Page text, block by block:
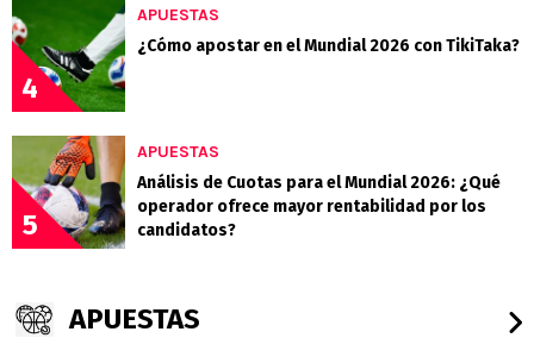
4
APUESTAS
¿Cómo apostar en el Mundial 2026 con TikiTaka?
5
APUESTAS
Análisis de Cuotas para el Mundial 2026: ¿Qué
operador ofrece mayor rentabilidad por los
candidatos?
APUESTAS